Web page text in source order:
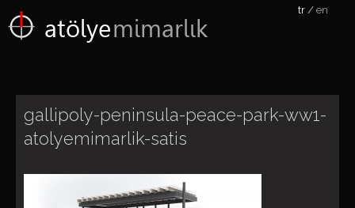
atölyemimarlık
tr en
gallipoly-peninsula-peace-park-ww1-
atolyemimarlik-satis